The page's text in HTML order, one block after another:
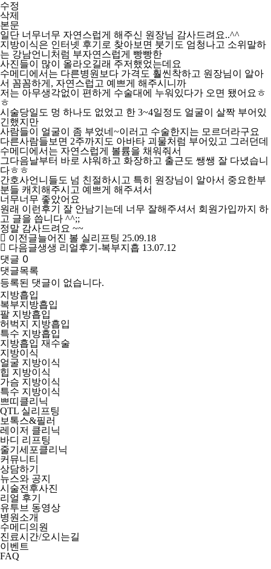
수정
삭제
본문
일단 너무너무 자연스럽게 해주신 원장님 감사드려요..^^
지방이식은 인터넷 후기로 찾아보면 붓기도 엄청나고 소위말하
는 강남언니처럼 부자연스럽게 빵빵한
사진들이 많이 올라오길래 주저했었는데요
수메디에서는 다른병원보다 가격도 훨씬착하고 원장님이 알아
서 꼼꼼하게, 자연스럽고 예쁘게 해주시니까
저는 아무생각없이 편하게 수술대에 누워있다가 오면 됐어요ㅎ
ㅎ
시술당일도 멍 하나도 없었고 한 3~4일정도 얼굴이 살짝 부어있
긴했지만
사람들이 얼굴이 좀 부었네~이러고 수술한지는 모르더라구요
다른사람들보면 2주까지도 아바타 괴물처럼 부어있고 그러던데
수메디에서는 자연스럽게 볼륨을 채워줘서
그다음날부터 바로 샤워하고 화장하고 출근도 쌩쌩 잘 다녔습니
다ㅎㅎ
간호사언니들도 넘 친절하시고 특히 원장님이 알아서 중요한부
분들 캐치해주시고 예쁘게 해주셔서
너무너무 좋았어요
원래 이런후기 잘 안남기는데 너무 잘해주셔서 회원가입까지 하
고 글을 씁니다 ^^;;
정말 감사드려요 ~~
이전글늘어진 볼 실리프팅 25.09.18
다음글생생 리얼후기-복부지흡 13.07.12
댓글 0
댓글목록
등록된 댓글이 없습니다.
지방흡입
복부지방흡입
팔 지방흡입
허벅지 지방흡입
특수 지방흡입
지방흡입 재수술
지방이식
얼굴 지방이식
힙 지방이식
가슴 지방이식
특수 지방이식
쁘띠클리닉
QTL 실리프팅
보톡스&필러
레이저 클리닉
바디 리프팅
줄기세포클리닉
커뮤니티
상담하기
뉴스와 공지
시술전후사진
리얼 후기
유투브 동영상
병원소개
수메디의원
진료시간/오시는길
이벤트
FAQ